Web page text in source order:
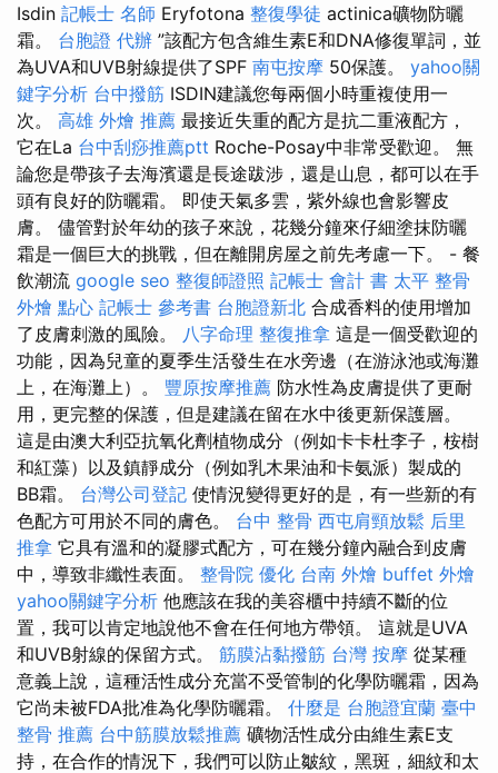
Isdin 記帳士 名師 Eryfotona 整復學徒 actinica礦物防曬
霜。 台胞證 代辦 ”該配方包含維生素E和DNA修復單詞，並
為UVA和UVB射線提供了SPF 南屯按摩 50保護。 yahoo關
鍵字分析 台中撥筋 ISDIN建議您每兩個小時重複使用一
次。 高雄 外燴 推薦 最接近失重的配方是抗二重液配方，
它在La 台中刮痧推薦ptt Roche-Posay中非常受歡迎。 無
論您是帶孩子去海濱還是長途跋涉，還是山息，都可以在手
頭有良好的防曬霜。 即使天氣多雲，紫外線也會影響皮
膚。 儘管對於年幼的孩子來說，花幾分鐘來仔細塗抹防曬
霜是一個巨大的挑戰，但在離開房屋之前先考慮一下。 - 餐
飲潮流 google seo 整復師證照 記帳士 會計 書 太平 整骨
外燴 點心 記帳士 參考書 台胞證新北 合成香料的使用增加
了皮膚刺激的風險。 八字命理 整復推拿 這是一個受歡迎的
功能，因為兒童的夏季生活發生在水旁邊（在游泳池或海灘
上，在海灘上）。 豐原按摩推薦 防水性為皮膚提供了更耐
用，更完整的保護，但是建議在留在水中後更新保護層。
這是由澳大利亞抗氧化劑植物成分（例如卡卡杜李子，桉樹
和紅藻）以及鎮靜成分（例如乳木果油和卡氨派）製成的
BB霜。 台灣公司登記 使情況變得更好的是，有一些新的有
色配方可用於不同的膚色。 台中 整骨 西屯肩頸放鬆 后里
推拿 它具有溫和的凝膠式配方，可在幾分鐘內融合到皮膚
中，導致非纖性表面。 整骨院 優化 台南 外燴 buffet 外燴
yahoo關鍵字分析 他應該在我的美容櫃中持續不斷的位
置，我可以肯定地說他不會在任何地方帶領。 這就是UVA
和UVB射線的保留方式。 筋膜沾黏撥筋 台灣 按摩 從某種
意義上說，這種活性成分充當不受管制的化學防曬霜，因為
它尚未被FDA批准為化學防曬霜。 什麼是 台胞證宜蘭 臺中
整骨 推薦 台中筋膜放鬆推薦 礦物活性成分由維生素E支
持，在合作的情況下，我們可以防止皺紋，黑斑，細紋和太